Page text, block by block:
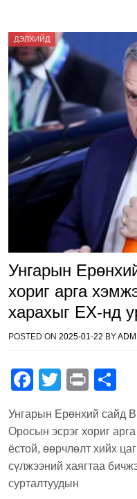
ДЭЛХИЙД
Унгарын
хориг арга
харахыг ЕХ-нд
POSTED ON 2025-01-22 BY
F
c
e
b
o
T
tt
er
Pr
t
ar
e
Унгарын Ерөнхий сайд
Оросын эсрэг хориг
ёстой, өөрчлөлт хийх
сүлжээний хаягтаа
сурталтуудын